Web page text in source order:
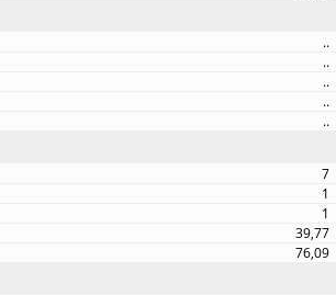
..
..
..
..
..
7
1
1
39,77
76,09